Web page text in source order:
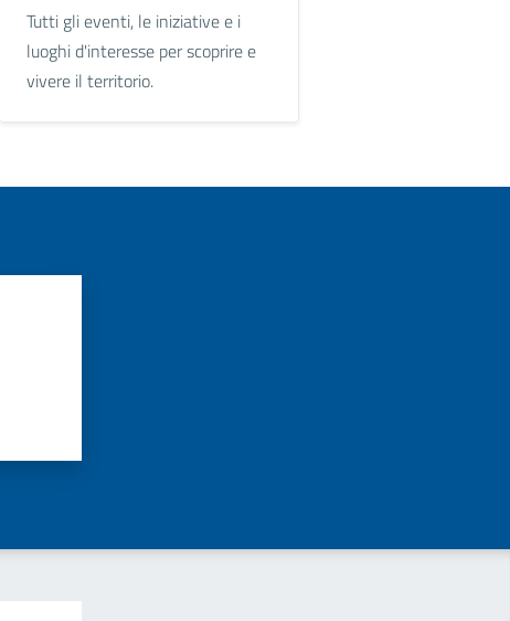
Tutti gli eventi, le iniziative e i
luoghi d'interesse per scoprire e
vivere il territorio.